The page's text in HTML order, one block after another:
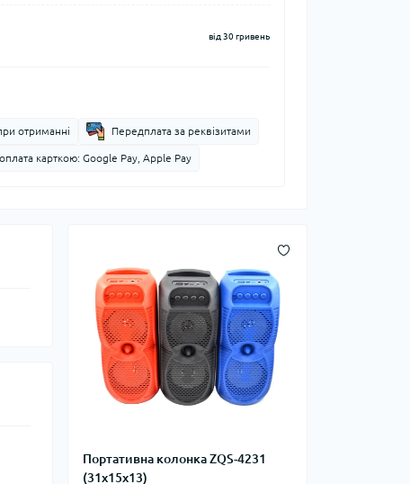
від 30 гривень
отриманні Передплата за реквізитами
карткою: Google Pay, Apple Pay
Портативна колонка ZQS-4231
(31х15х13)